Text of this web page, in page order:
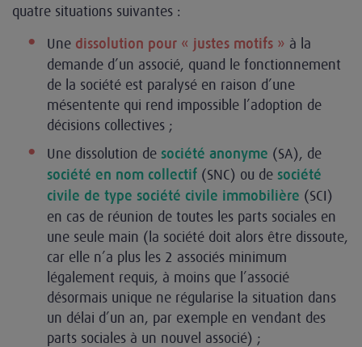
quatre situations suivantes :
Une dissolution pour « justes motifs » à la
demande d’un associé, quand le fonctionnement
de la société est paralysé en raison d’une
mésentente qui rend impossible l’adoption de
décisions collectives ;
Une dissolution de société anonyme (SA), de
société en nom collectif (SNC) ou de société
civile de type société civile immobilière (SCI)
en cas de réunion de toutes les parts sociales en
une seule main (la société doit alors être dissoute,
car elle n’a plus les 2 associés minimum
légalement requis, à moins que l’associé
désormais unique ne régularise la situation dans
un délai d’un an, par exemple en vendant des
parts sociales à un nouvel associé) ;